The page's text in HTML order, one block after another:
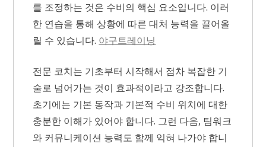
를 조정하는 것은 수비의 핵심 요소입니다. 이러
한 연습을 통해 상황에 따른 대처 능력을 끌어올
릴 수 있습니다. 야구트레이닝
전문 코치는 기초부터 시작해서 점차 복잡한 기
술로 넘어가는 것이 효과적이라고 강조합니다.
초기에는 기본 동작과 기본적 수비 위치에 대한
충분한 이해가 있어야 합니다. 그런 다음, 팀워크
와 커뮤니케이션 능력도 함께 익혀 나가야 합니